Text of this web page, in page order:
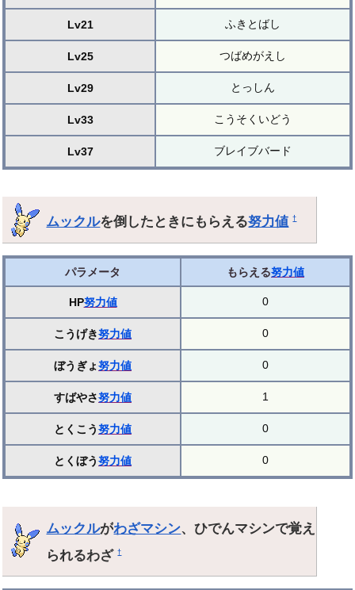
Lv21 ふきとばし
Lv25 つばめがえし
Lv29 とっしん
Lv33 こうそくいどう
Lv37 ブレイブバード
ムックルを倒したときにもらえる努力値 †
パラメータ もらえる努力値
HP努力値 0
こうげき努力値 0
ぼうぎょ努力値 0
すばやさ努力値 1
とくこう努力値 0
とくぼう努力値 0
ムックルがわざマシン、ひでんマシンで覚え
られるわざ†